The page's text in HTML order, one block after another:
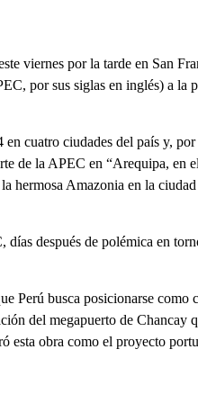
viernes por la tarde en San
por sus siglas en inglés) a la
en cuatro ciudades del país y,
de la APEC en “Arequipa, en
hermosa Amazonia en la
después de polémica en
Perú busca posicionarse como
del megapuerto de Chancay
esta obra como el proyecto